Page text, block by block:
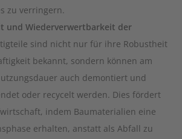
zu verringern.
und Wiederverwertbarkeit der
sind nicht nur für ihre Robustheit
bekannt, sondern können am
auch demontiert und
oder recycelt werden. Dies fördert
indem Baumaterialien eine
erhalten, anstatt als Abfall zu